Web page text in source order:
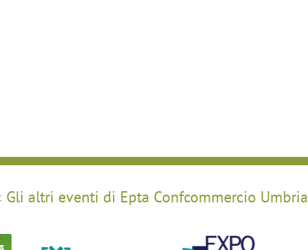
Gli altri eventi di Epta Confcommercio Umbria